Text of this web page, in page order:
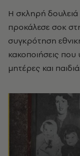
Η σκληρή δουλειά
προκάλεσε σοκ
συγκρότηση
κακοποιήσεις
μητέρες και παιδιά.